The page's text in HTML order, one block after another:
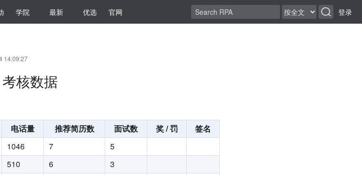
学院 最新 优选 官网 登录
14:09:27
考核数据
电话量 推荐简历数 面试数 奖 / 罚
签名
1046 7
5
510 6
3